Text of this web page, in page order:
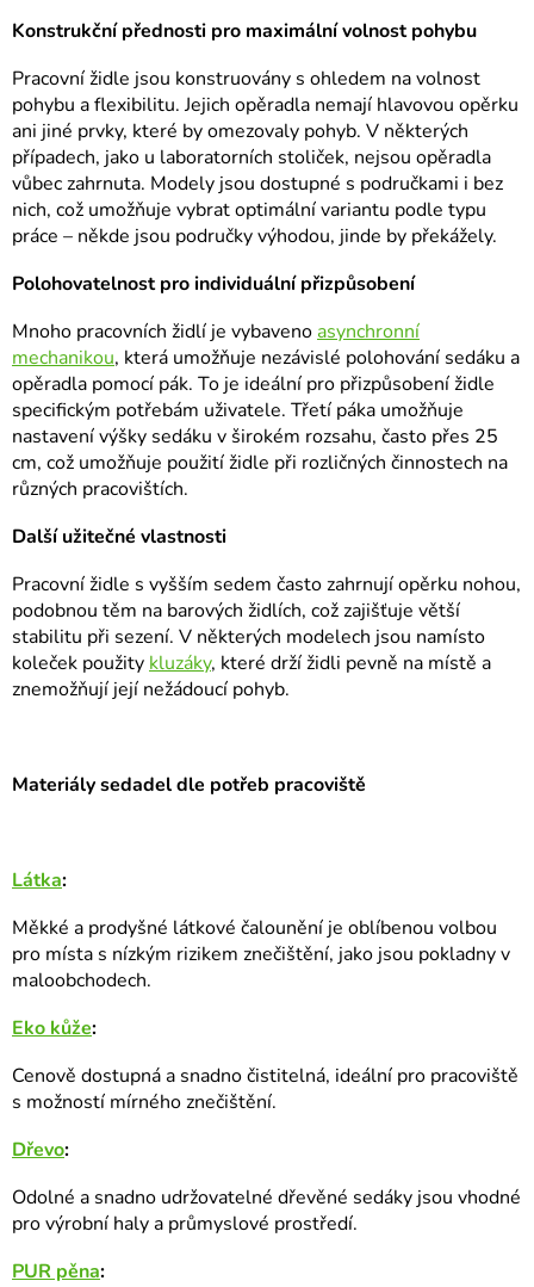
v
ý
p
i
s
u
Konstrukční přednosti pro maximální volnost pohybu
Pracovní židle jsou konstruovány s ohledem na volnost
pohybu a flexibilitu. Jejich opěradla nemají hlavovou opěrku
ani jiné prvky, které by omezovaly pohyb. V některých
případech, jako u laboratorních stoliček, nejsou opěradla
vůbec zahrnuta. Modely jsou dostupné s područkami i bez
nich, což umožňuje vybrat optimální variantu podle typu
práce – někde jsou područky výhodou, jinde by překážely.
Polohovatelnost pro individuální přizpůsobení
Mnoho pracovních židlí je vybavenoasynchronní
mechanikou, která umožňuje nezávislé polohování sedáku a
opěradla pomocí pák. To je ideální pro přizpůsobení židle
specifickým potřebám uživatele. Třetí páka umožňuje
nastavení výšky sedáku v širokém rozsahu, často přes 25
cm, což umožňuje použití židle při rozličných činnostech na
různých pracovištích.
Další užitečné vlastnosti
Pracovní židle s vyšším sedem často zahrnují opěrku nohou,
podobnou těm na barových židlích, což zajišťuje větší
stabilitu při sezení. V některých modelech jsou namísto
koleček použitykluzáky, které drží židli pevně na místě a
znemožňují její nežádoucí pohyb.
Materiály sedadel dle potřeb pracoviště
Látka:
Měkké a prodyšné látkové čalounění je oblíbenou volbou
pro místa s nízkým rizikem znečištění, jako jsou pokladny v
maloobchodech.
Eko kůže:
Cenově dostupná a snadno čistitelná, ideální pro pracoviště
s možností mírného znečištění.
Dřevo:
Odolné a snadno udržovatelné dřevěné sedáky jsou vhodné
pro výrobní haly a průmyslové prostředí.
PUR pěna: